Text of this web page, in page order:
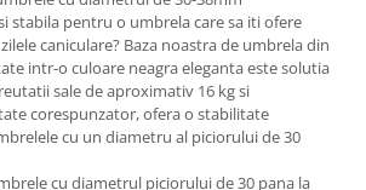
stabila pentru o umbrela care sa iti ofere
caniculare? Baza noastra de umbrela din
intr-o culoare neagra eleganta este solutia
sale de aproximativ 16 kg si
corespunzator, ofera o stabilitate
cu un diametru al piciorului de 30
cu diametrul piciorului de 30 pana la